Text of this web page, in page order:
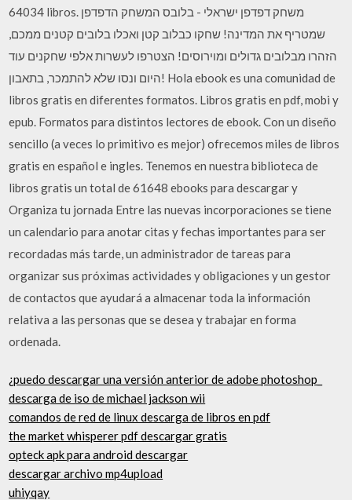
64034 libros. משחק דפדפן ישראלי - בלובס המשחק הדפדפן
שמטריף את המדינה! שחקו כבלוב קטן ואכלו בלובים קטנים ממכם,
הזהרו מבלובים גדולים ומוירוסים! הצטרפו לעשרות אלפי שחקנים עוד
היום ונסו שלא להתמכר, בתאבון! Hola ebook es una comunidad de
libros gratis en diferentes formatos. Libros gratis en pdf, mobi y
epub. Formatos para distintos lectores de ebook. Con un diseño
sencillo (a veces lo primitivo es mejor) ofrecemos miles de libros
gratis en español e ingles. Tenemos en nuestra biblioteca de
libros gratis un total de 61648 ebooks para descargar y
Organiza tu jornada Entre las nuevas incorporaciones se tiene
un calendario para anotar citas y fechas importantes para ser
recordadas más tarde, un administrador de tareas para
organizar sus próximas actividades y obligaciones y un gestor
de contactos que ayudará a almacenar toda la información
relativa a las personas que se desea y trabajar en forma
ordenada.
¿puedo descargar una versión anterior de adobe photoshop_
descarga de iso de michael jackson wii
comandos de red de linux descarga de libros en pdf
the market whisperer pdf descargar gratis
opteck apk para android descargar
descargar archivo mp4upload
uhiyqay